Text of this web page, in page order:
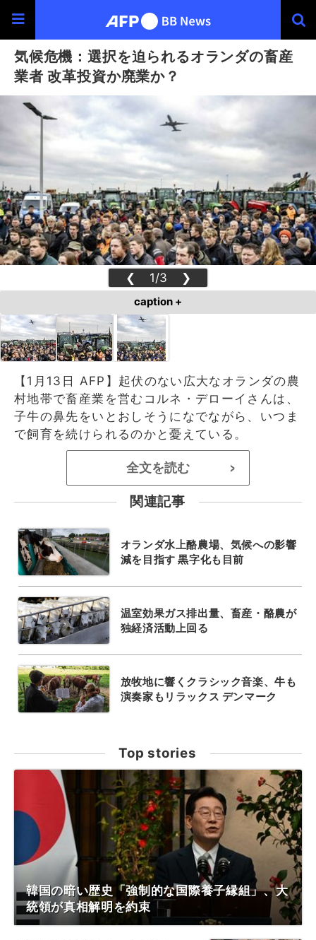
気候危機：選択を迫られるオランダの畜産
業者 改革投資か廃業か？
❮ 1/3 ❯
caption +
【1月13日 AFP】起伏のない広大なオランダの農
村地帯で畜産業を営むコルネ・デローイさんは、
子牛の鼻先をいとおしそうになでながら、いつま
で飼育を続けられるのかと憂えている。
全文を読む >
関連記事
オランダ水上酪農場、気候への影響
減を目指す 黒字化も目前
温室効果ガス排出量、畜産・酪農が
独経済活動上回る
放牧地に響くクラシック音楽、牛も
演奏家もリラックス デンマーク
Top stories
韓国の暗い歴史「強制的な国際養子縁組」、大
統領が真相解明を約束